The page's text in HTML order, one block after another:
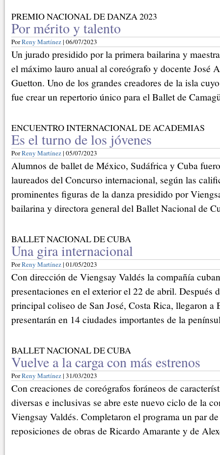
PREMIO NACIONAL DE DANZA 2023
Por mérito y talento
PorReny Martínez| 06/07/2023
Un jurado presidido por la primera bailarina y
el máximo lauro anual al coreógrafo y docente José
Guetton. Uno de los grandes creadores de la isla
fue crear un repertorio único para el Ballet de
ENCUENTRO INTERNACIONAL DE ACADEMIAS
Es el turno de los jóvenes
PorReny Martínez| 05/07/2023
Alumnos de ballet de México, Sudáfrica y Cuba
laureados del Concurso internacional, según las
prominentes figuras de la danza presidido por
bailarina y directora general del Ballet Nacional de
BALLET NACIONAL DE CUBA
Una gira internacional
PorReny Martínez| 01/05/2023
Con dirección de Viengsay Valdés la compañía
presentaciones en el exterior el 22 de abril. Después
principal coliseo de San José, Costa Rica, llegaron a
presentarán en 14 ciudades importantes de la
BALLET NACIONAL DE CUBA
Vuelve a la carga con más estrenos
PorReny Martínez| 31/03/2023
Con creaciones de coreógrafos foráneos de
diversas e inclusivas se abre este nuevo ciclo de la
Viengsay Valdés. Completaron el programa un par
reposiciones de obras de Ricardo Amarante y de